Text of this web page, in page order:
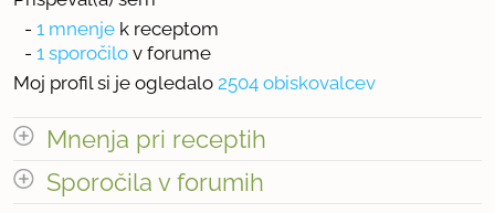
- 1 mnenje k receptom
- 1 sporočilo v forume
Moj profil si je ogledalo 2504 obiskovalcev
Mnenja pri receptih
odpri vse
Sporočila v forumih